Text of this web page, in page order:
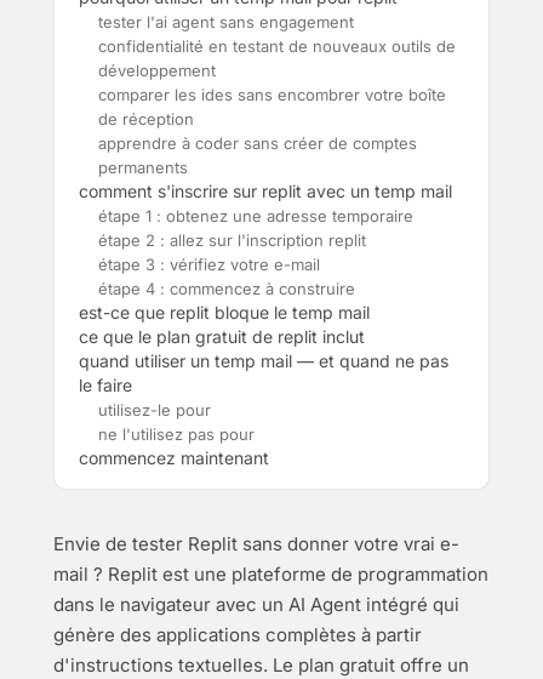
tester l'ai agent sans engagement
confidentialité en testant de nouveaux outils de
développement
comparer les ides sans encombrer votre boîte
de réception
apprendre à coder sans créer de comptes
permanents
comment s'inscrire sur replit avec un temp mail
étape 1 : obtenez une adresse temporaire
étape 2 : allez sur l'inscription replit
étape 3 : vérifiez votre e-mail
étape 4 : commencez à construire
est-ce que replit bloque le temp mail
ce que le plan gratuit de replit inclut
quand utiliser un temp mail — et quand ne pas
le faire
utilisez-le pour
ne l'utilisez pas pour
commencez maintenant
Envie de tester Replit sans donner votre vrai e-
mail ? Replit est une plateforme de programmation
dans le navigateur avec un AI Agent intégré qui
génère des applications complètes à partir
d'instructions textuelles. Le plan gratuit offre un